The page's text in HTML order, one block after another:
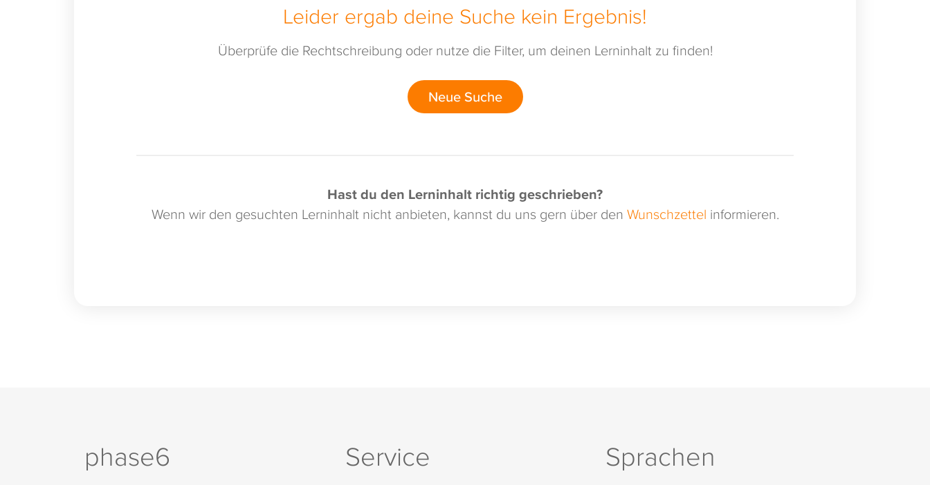
Leider ergab deine Suche kein Ergebnis!
Überprüfe die Rechtschreibung oder nutze die Filter, um deinen Lerninhalt zu finden!
Neue Suche
Hast du den Lerninhalt richtig geschrieben?
Wenn wir den gesuchten Lerninhalt nicht anbieten, kannst du uns gern über den Wunschzettel informieren.
phase6 Service Sprachen